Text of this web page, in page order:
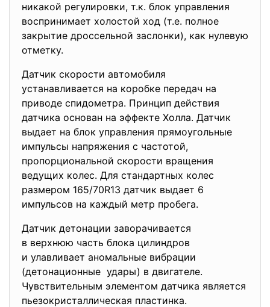
никакой регулировки, т.к. блок управления
воспринимает холостой ход (т.е. полное
закрытие дроссельной заслонки), как нулевую
отметку.
Датчик скорости автомобиля
устанавливается на коробке передач на
приводе спидометра. Принцип действия
датчика основан на эффекте Холла. Датчик
выдает на блок управления прямоугольные
импульсы напряжения с частотой,
пропорциональной скорости вращения
ведущих колес. Для стандартных колес
размером 165/70R13 датчик выдает 6
импульсов на каждый метр пробега.
Датчик детонации заворачивается
в верхнюю часть блока цилиндров
и улавливает аномальные вибрации
(детонационные удары) в двигателе.
Чувствительным элементом датчика является
пьезокристаллическая пластинка.